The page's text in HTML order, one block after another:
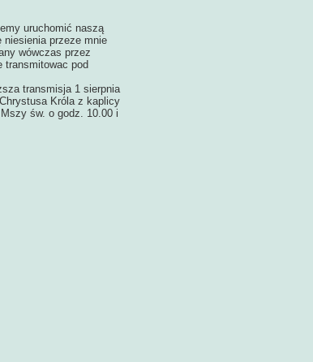
uruchomić naszą
niesienia przeze mnie
wówczas przez
transmitowac pod
transmisja 1 sierpnia
Króla z kaplicy
św. o godz. 10.00 i